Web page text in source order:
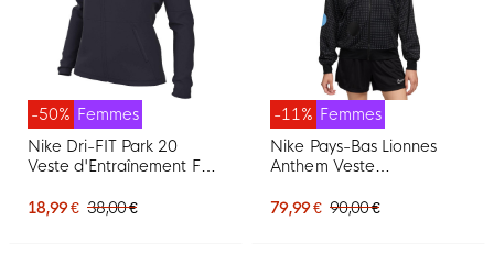
-50% Femmes
Nike Dri-FIT Park 20
Veste d'Entraînement Full-
Blanc
18,99 € 38,00 €
-11% Femmes
Nike Pays-Bas Lionnes
Anthem Veste
2027 Femmes Noir Blanc
79,99 € 90,00 €